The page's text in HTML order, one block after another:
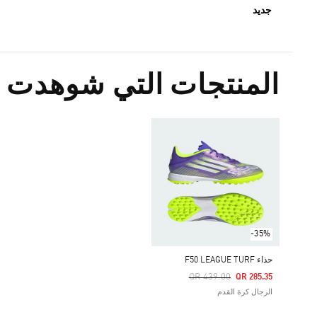
جديد
المنتجات التي شوهدت
-35%
حذاء F50 LEAGUE TURF
Price Reduced From
QR 439.00
To QR 285.35
الرجال كرة القدم